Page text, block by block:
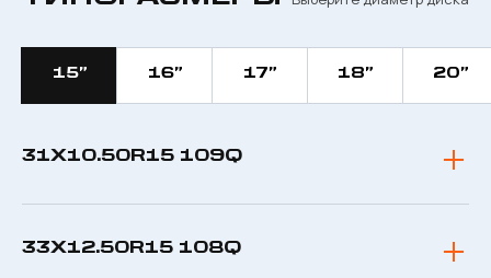
15” 16” 17” 18” 20”
31X10.50R15 109Q
33X12.50R15 108Q